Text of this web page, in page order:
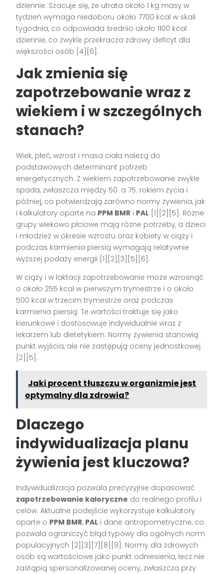
dziennie. Szacuje się, że utrata około 1 kg masy w
tydzień wymaga niedoboru około 7700 kcal w skali
tygodnia, co odpowiada średnio około 1100 kcal
dziennie, co zwykle przekracza zdrowy deficyt dla
większości osób [4][6].
Jak zmienia się
zapotrzebowanie wraz z
wiekiem i w szczególnych
stanach?
Wiek, płeć, wzrost i masa ciała należą do
podstawowych determinant potrzeb
energetycznych. Z wiekiem zapotrzebowanie zwykle
spada, zwłaszcza między 50. a 75. rokiem życia i
później, co potwierdzają zarówno normy żywienia, jak
i kalkulatory oparte na PPM BMR i PAL [1][2][5]. Różne
grupy wiekowo płciowe mają różne potrzeby, a dzieci
i młodzież w okresie wzrostu oraz kobiety w ciąży i
podczas karmienia piersią wymagają relatywnie
wyższej podaży energii [1][2][3][5][6].
W ciąży i w laktacji zapotrzebowanie może wzrosnąć
o około 255 kcal w pierwszym trymestrze i o około
500 kcal w trzecim trymestrze oraz podczas
karmienia piersią. Te wartości traktuje się jako
kierunkowe i dostosowuje indywidualnie wraz z
lekarzem lub dietetykiem. Normy żywienia stanowią
punkt wyjścia, ale nie zastępują oceny jednostkowej
[2][5].
Jaki procent tłuszczu w organizmie jest
optymalny dla zdrowia?
Dlaczego
indywidualizacja planu
żywienia jest kluczowa?
Indywidualizacja pozwala precyzyjnie dopasować
zapotrzebowanie kaloryczne do realnego profilu i
celów. Aktualne podejście wykorzystuje kalkulatory
oparte o PPM BMR, PAL i dane antropometryczne, co
pozwala ograniczyć błąd typowy dla ogólnych norm
populacyjnych [2][3][7][8][9]. Normy dla zdrowych
osób są wartościowe jako punkt odniesienia, lecz nie
zastąpią spersonalizowanej oceny, zwłaszcza przy